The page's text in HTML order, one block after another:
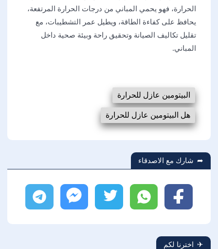
الحرارة، فهو يحمي المباني من درجات الحرارة المرتفعة،
يحافظ على كفاءة الطاقة، ويطيل عمر التشطيبات، مع
تقليل تكاليف الصيانة وتحقيق راحة وبيئة صحية داخل
المباني.
البيتومين عازل للحرارة
هل البيتومين عازل للحرارة
شارك مع الاصدقاء
فيسبوك واتساب ماسنجر
اخترنا لكم